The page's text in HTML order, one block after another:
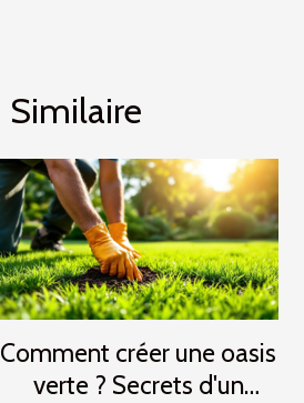
Similaire
Comment créer une oasis
verte ? Secrets d'un